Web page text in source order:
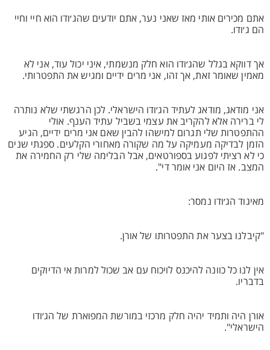
אתם מכירים אותי מאז שאני נער, אתם יודעים שהג׳ודו הוא חיי וחיי
הם ג׳ודו.
אך דווקא בגלל שהג׳ודו הוא חלק מנשמתי, איני יכול עוד, אני לא
מאמין שאומר זאת, אך זהו, אני מרים ידיים ומגיש את התפטרותי.
אני מודאג, מודאג לעתיד הג׳ודו הישראלי. לכן הרגשתי שלא נותרה
לי ברירה אלא להקריב את עצמי בשביל עתיד הענף. אולי
ההתפטרות שלי תגרום למישהו להבין שאם אני מרים ידיים, הגיע
הזמן לבדיקה מעמיקה על מה שקורה מאחורי הקלעים. ספגתי שנים
כי לא רציתי לפגוע בספורטאים, אבל הבלימה שלי רק החמירה את
המצב. אז היום אני אומר די".
מאיגוד הג׳ודו נמסר:
"קיבלנו בצער את התפטרותו של אורן.
אין לנו כל כוונה להיכנס לויכוח עם אב שכול למרות אי הדיוקים
בדבריו.
אורן היה ותמיד יהיה חלק מרכזי במורשת המפוארת של הג׳ודו
הישראלי".